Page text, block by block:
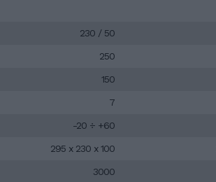
230 / 50
250
150
7
-20 ÷ +60
295 x 230 x 100
3000